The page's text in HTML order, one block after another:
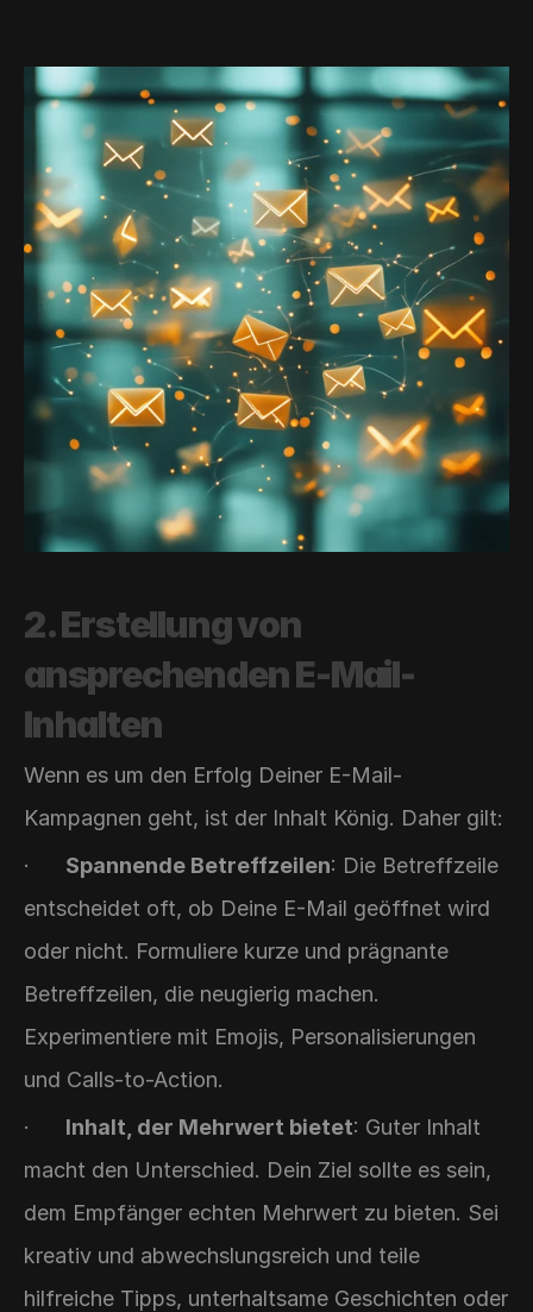
2. Erstellung von
ansprechenden E-Mail-
Inhalten
Wenn es um den Erfolg Deiner E-Mail-
Kampagnen geht, ist der Inhalt König. Daher gilt:
· Spannende Betreffzeilen: Die Betreffzeile
entscheidet oft, ob Deine E-Mail geöffnet wird
oder nicht. Formuliere kurze und prägnante
Betreffzeilen, die neugierig machen.
Experimentiere mit Emojis, Personalisierungen
und Calls-to-Action.
· Inhalt, der Mehrwert bietet: Guter Inhalt
macht den Unterschied. Dein Ziel sollte es sein,
dem Empfänger echten Mehrwert zu bieten. Sei
kreativ und abwechslungsreich und teile
hilfreiche Tipps, unterhaltsame Geschichten oder